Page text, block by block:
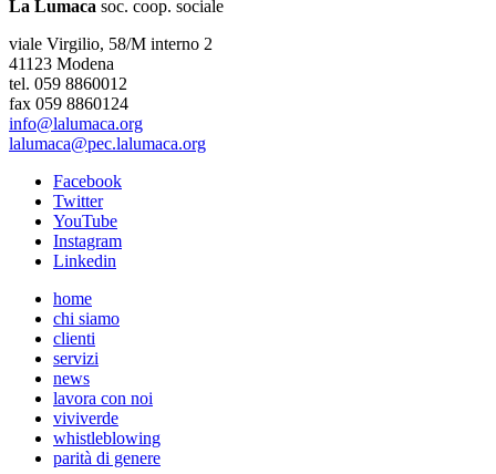
La Lumaca soc. coop. sociale
viale Virgilio, 58/M interno 2
41123 Modena
tel. 059 8860012
fax 059 8860124
info@lalumaca.org
lalumaca@pec.lalumaca.org
Facebook
Twitter
YouTube
Instagram
Linkedin
home
chi siamo
clienti
servizi
news
lavora con noi
viviverde
whistleblowing
parità di genere